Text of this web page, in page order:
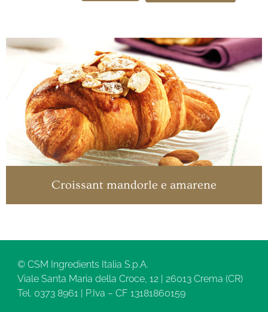
Croissant mandorle e amarene
© CSM Ingredients Italia S.p.A.
Viale Santa Maria della Croce, 12 | 26013 Crema (CR)
Tel. 0373 8961 | P.Iva – CF 13181860159